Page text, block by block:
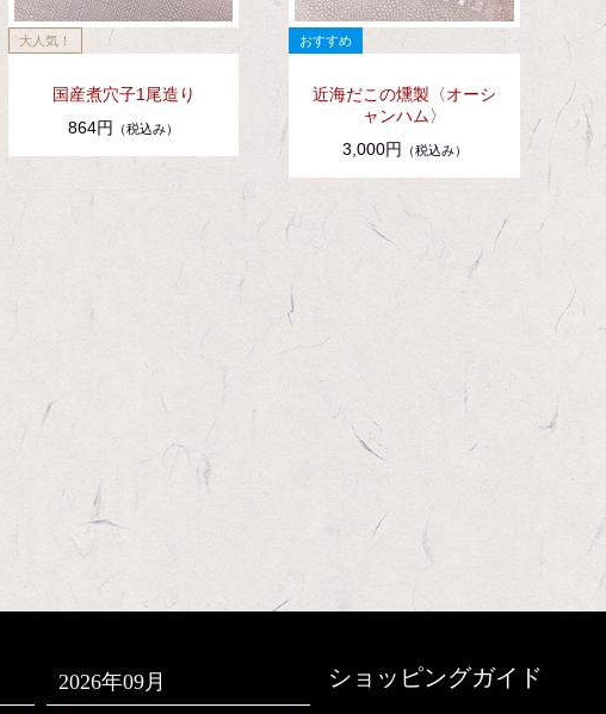
国産煮穴子1尾造り
864円
（税込み）
近海だこの燻製〈オーシ
ャンハム〉
3,000円
（税込み）
2026年09月 ショッピングガイド